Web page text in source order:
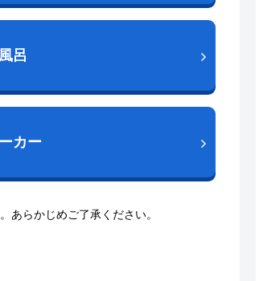
呂
カー
らかじめご了承ください。